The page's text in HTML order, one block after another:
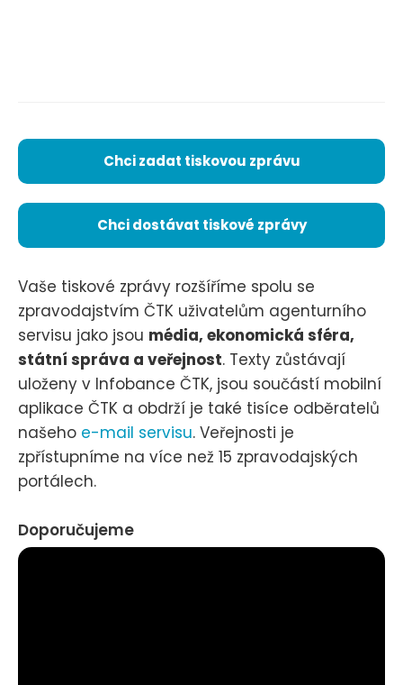
Chci zadat tiskovou zprávu
Chci dostávat tiskové zprávy
Vaše tiskové zprávy rozšíříme spolu se
zpravodajstvím ČTK uživatelům agenturního
servisu jako jsou média, ekonomická sféra,
státní správa a veřejnost. Texty zůstávají
uloženy v Infobance ČTK, jsou součástí mobilní
aplikace ČTK a obdrží je také tisíce odběratelů
našeho e-mail servisu. Veřejnosti je
zpřístupníme na více než 15 zpravodajských
portálech.
Doporučujeme